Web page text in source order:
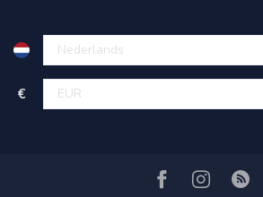
€